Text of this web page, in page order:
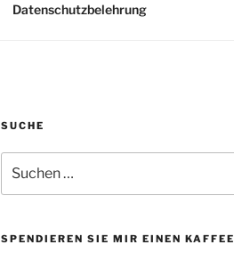
Datenschutzbelehrung
SUCHE
nach:
SPENDIEREN SIE MIR EINEN KAFFEE